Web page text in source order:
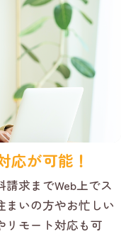
応が可能！
求までWeb上でス
まいの方やお忙しい
リモート対応も可